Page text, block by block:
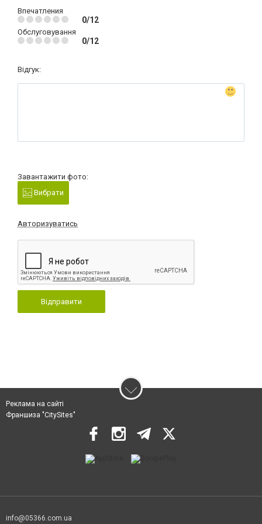
Впечатления
0/12
Обслуговування
0/12
Відгук:
Завантажити фото:
Вибрати
Авторизуватись
Відправити
Реклама на сайті
Франшиза "CitySites"
info@05366.com.ua